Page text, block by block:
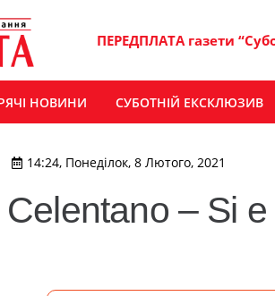
ПЕРЕДПЛАТА газети
НОВИНИ СУБОТНІЙ ЕКСКЛЮЗИВ
14:24, Понеділок, 8 Лютого, 2021
– Si e